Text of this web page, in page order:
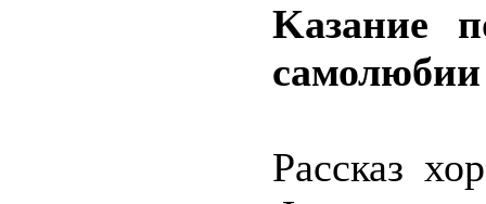
Kазание
самолюбии
Рассказ